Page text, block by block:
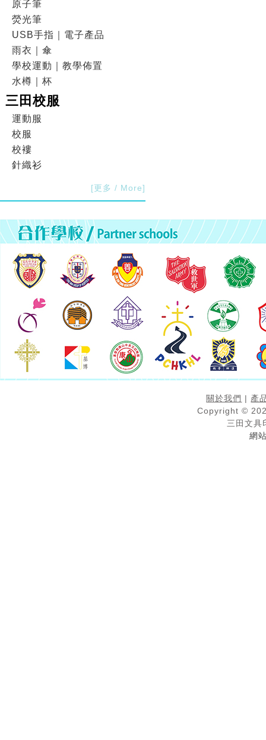
原子筆
熒光筆
USB手指｜電子產品
雨衣｜傘
學校運動｜教學佈置
水樽｜杯
三田校服
運動服
校服
校褸
針織衫
[更多 / More]
關於我們 | 產
Copyright ©
三田文具
網